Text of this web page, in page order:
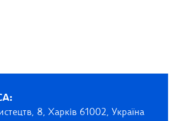
8, Харків 61002, Україна